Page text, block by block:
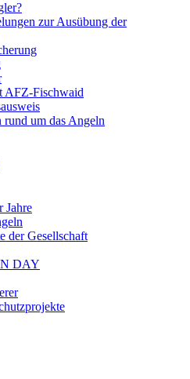
zur Ausübung der
AFZ-Fischwaid
rund um das Angeln
Jahre
der Gesellschaft
DAY